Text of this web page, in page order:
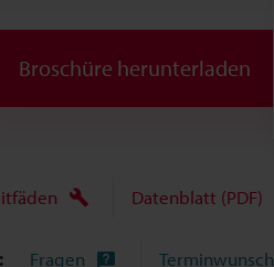
Broschüre herunterladen
Datenblatt (PDF)
Fragen Terminwunsch